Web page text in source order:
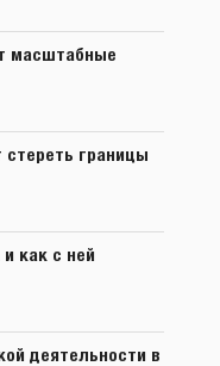
масштабные
границы
как с ней
деятельности в